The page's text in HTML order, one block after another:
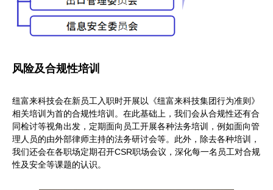
风险及合规性培训
纽富来科技会在新员工入职时开展以《纽富来科技集团行为准则》
相关培训为首的合规性培训。在此基础上，我们会从合规性还有合
同检讨等视角出发，定期面向员工开展各种法务培训，例如面向管
理人员的由外部律师主持的法务研讨会等。此外，除去各种培训，
我们还会在各职场定期召开CSR职场会议，深化每一名员工对合规
性及安全等课题的认识。